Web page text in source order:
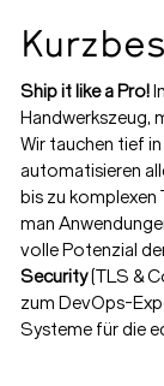
Ship it like a Pro!
Handwerkszeug,
Wir tauchen tief in
automatisieren
bis zu komplexen
man
volle Potenzial
Security(TLS &
zum DevOps-
Systeme für die